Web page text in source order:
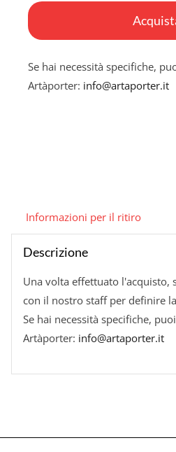
Se hai necessità specifiche,
Artàporter: info@artaporter.it
Informazioni per il ritiro
Descrizione
Una volta effettuato l'acquisto,
con il nostro staff per definire
Se hai necessità specifiche,
Artàporter: info@artaporter.it